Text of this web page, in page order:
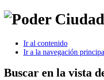
Ir al contenido
Ir a la navegación
Buscar en la vista